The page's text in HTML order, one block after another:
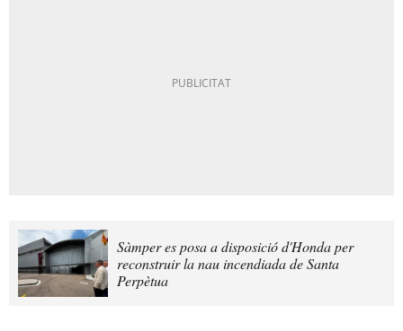
Sàmper es posa a disposició d'Honda per
reconstruir la nau incendiada de Santa
Perpètua